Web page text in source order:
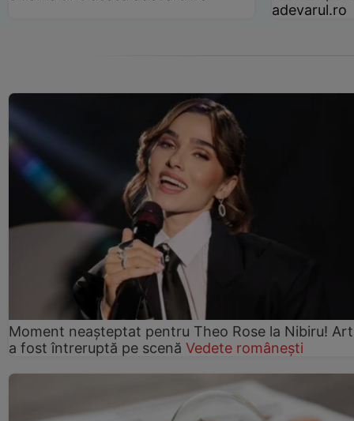
adevarul.ro
Moment neașteptat pentru Theo Rose la Nibiru!
a fost întreruptă pe scenă Vedete românești